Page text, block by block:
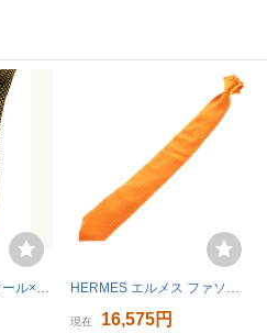
HERMES エルメス ウール×シルク ネクタイ ゴールド×エンジ系 チェック 幾何学模様 柄 ハイブランド 高級ネクタイ 送料185円（追跡付）〜 HERMES エルメス ファソネ H柄 シルクネクタイ オレンジ
現在 16,575円